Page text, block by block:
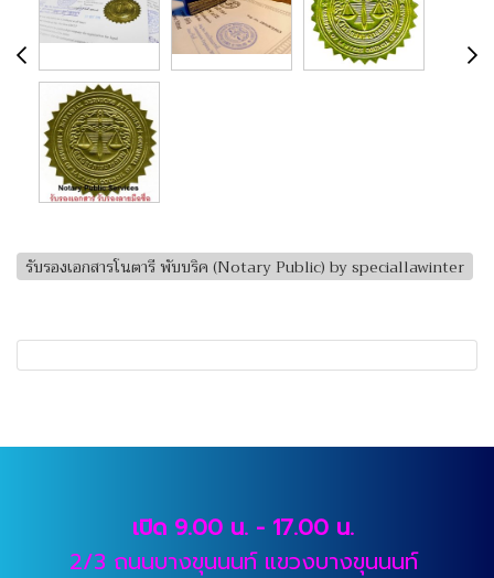
รับรองเอกสารโนตารี พับบริค (Notary Public) by speciallawinter
เปิด 9.00 น. - 17.00 น.
2/3 ถนนบางขุนนนท์ แขวงบางขุนนนท์